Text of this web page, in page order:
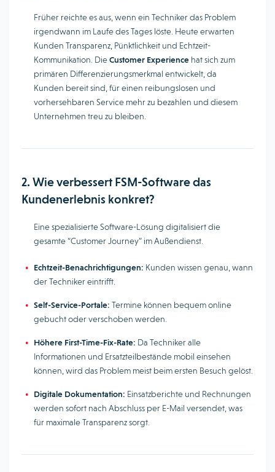
Früher reichte es aus, wenn ein Techniker das Problem
irgendwann im Laufe des Tages löste. Heute erwarten
Kunden Transparenz, Pünktlichkeit und Echtzeit-
Kommunikation. DieCustomer Experience hat sich zum
primären Differenzierungsmerkmal entwickelt, da
Kunden bereit sind, für einen reibungslosen und
vorhersehbaren Service mehr zu bezahlen und diesem
Unternehmen treu zu bleiben.
2. Wie verbessert FSM-Software das
Kundenerlebnis konkret?
Eine spezialisierte Software-Lösung digitalisiert die
gesamte “Customer Journey” im Außendienst.
Echtzeit-Benachrichtigungen: Kunden wissen genau, wann
der Techniker eintrifft.
Self-Service-Portale: Termine können bequem online
gebucht oder verschoben werden.
Höhere First-Time-Fix-Rate: Da Techniker alle
Informationen und Ersatzteilbestände mobil einsehen
können, wird das Problem meist beim ersten Besuch gelöst.
Digitale Dokumentation: Einsatzberichte und Rechnungen
werden sofort nach Abschluss per E-Mail versendet, was
für maximale Transparenz sorgt.